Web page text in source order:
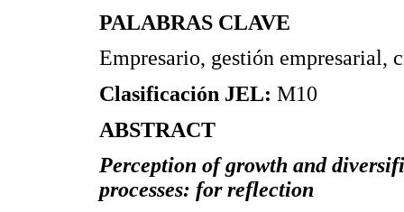
PALABRAS CLAVE
Empresario, gestión empresarial,
Clasificación JEL: M10
ABSTRACT
Perception of growth and
processes: for reflection